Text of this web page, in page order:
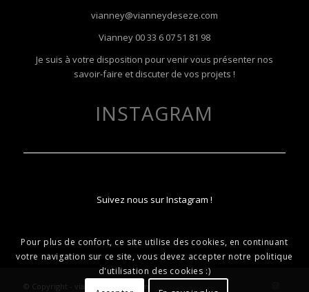
vianney@vianneydeseze.com
Vianney 00 33 6 07 51 81 98
Je suis à votre disposition pour venir vous présenter nos
savoir-faire et discuter de vos projets !
INSTAGRAM
Suivez nous sur Instagram !
© Copyright - vianneydeseze.com
Pour plus de confort, ce site utilise des cookies, en continuant
votre navigation sur ce site, vous devez accepter notre politique
d'utilisation des cookies :)